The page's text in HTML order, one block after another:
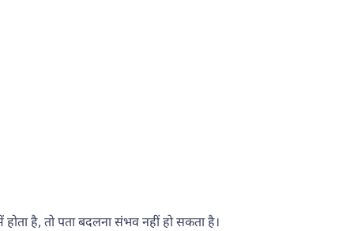
है, तो पता बदलना संभव नहीं हो सकता है।